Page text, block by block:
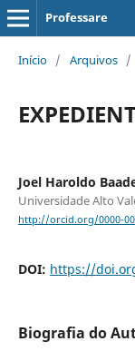
Professare
Início / Arquivos /
Joel Haroldo
Universidade Alto
http://orcid.org/0000-
DOI: https://
Biografia do